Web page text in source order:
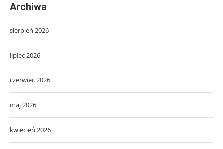
Archiwa
sierpień 2026
lipiec 2026
czerwiec 2026
maj 2026
kwiecień 2026